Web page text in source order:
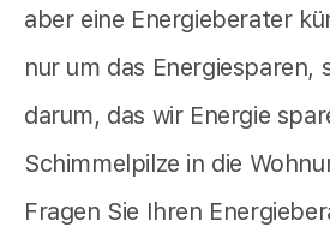
aber eine Energieberater
nur um das Energiesparen,
darum, das wir Energie
Schimmelpilze in die
Fragen Sie Ihren